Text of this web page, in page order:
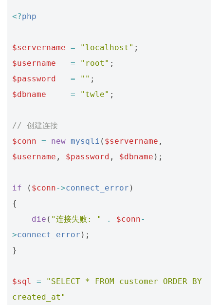
<?php
$servername = "localhost" ;
$username
= "root" ;
$password
= "" ;
$dbname
= "twle" ;
// 创建连接
$conn = new mysqli ( $servername ,
$username , $password , $dbname );
if ( $conn->connect_error )
{
die ( "连接失败: " . $conn-
>connect_error );
}
$sql =
"SELECT * FROM customer ORDER BY
created_at"